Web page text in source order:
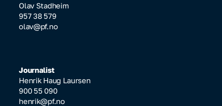
Olav Stadheim
957 38 579
olav@pf.no
Journalist
Henrik Haug Laursen
900 55 090
henrik@pf.no